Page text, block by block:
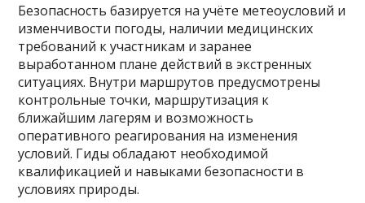
Безопасность базируется на учёте метеоусловий и
изменчивости погоды, наличии медицинских
требований к участникам и заранее
выработанном плане действий в экстренных
ситуациях. Внутри маршрутов предусмотрены
контрольные точки, маршрутизация к
ближайшим лагерям и возможность
оперативного реагирования на изменения
условий. Гиды обладают необходимой
квалификацией и навыками безопасности в
условиях природы.